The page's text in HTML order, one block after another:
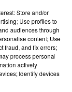
LE
A
Store and/or
Use profiles to
audiences through
content; Use
fraud, and fix errors;
process personal
actively
Identify devices